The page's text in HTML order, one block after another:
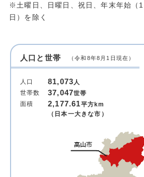
※土曜日、日曜日、祝日、年末年始（
日）を除く
人口と世帯 （令和8年8月1日現在）
人口 81,073人
世帯数
37,047世帯
面積
2,177.61平方km
（日本一大きな市）